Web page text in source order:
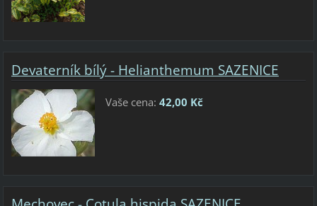
Devaterník bílý - Helianthemum SAZENICE
Vaše cena: 42,00 Kč